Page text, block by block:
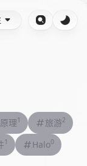
理1 旅游2
1 Halo0